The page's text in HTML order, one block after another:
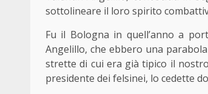
sottolineare il loro spirito
Fu il Bologna in quell’anno a
Angelillo, che ebbero una
strette di cui era già tipico il
presidente dei felsinei, lo cedette